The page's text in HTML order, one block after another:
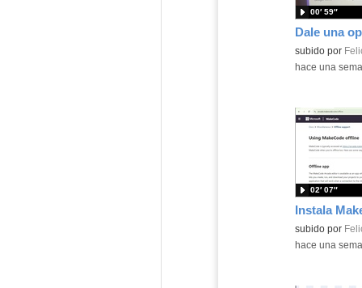
Contenido
subido por
00′ 59″
-hace una
Contenido
subido por
02′ 07″
-hace una